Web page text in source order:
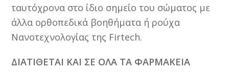
ταυτόχρονα στο ίδιο σημείο του σώματος με
άλλα ορθοπεδικά βοηθήματα ή ρούχα
Νανοτεχνολογίας της Firtech.
ΔΙΑΤΙΘΕΤΑΙ ΚΑΙ ΣΕ ΟΛΑ ΤΑ ΦΑΡΜΑΚΕΙΑ